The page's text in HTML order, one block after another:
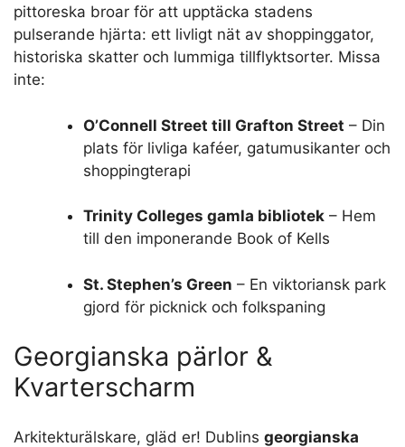
pittoreska broar för att upptäcka stadens
pulserande hjärta: ett livligt nät av shoppinggator,
historiska skatter och lummiga tillflyktsorter. Missa
inte:
O’Connell Street till Grafton Street – Din
plats för livliga kaféer, gatumusikanter och
shoppingterapi
Trinity Colleges gamla bibliotek– Hem
till den imponerande Book of Kells
St. Stephen’s Green – En viktoriansk park
gjord för picknick och folkspaning
Georgianska pärlor &
Kvarterscharm
Arkitekturälskare, gläd er! Dublins georgianska